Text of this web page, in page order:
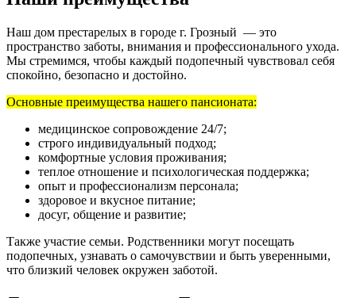
Наш дом престарелых в городе г. Грозный — это
пространство заботы, внимания и профессионального ухода.
Мы стремимся, чтобы каждый подопечный чувствовал себя
спокойно, безопасно и достойно.
Основные преимущества нашего пансионата:
медицинское сопровождение 24/7;
строго индивидуальный подход;
комфортные условия проживания;
теплое отношение и психологическая поддержка;
опыт и профессионализм персонала;
здоровое и вкусное питание;
досуг, общение и развитие;
Также участие семьи. Родственники могут посещать
подопечных, узнавать о самочувствии и быть уверенными,
что близкий человек окружен заботой.